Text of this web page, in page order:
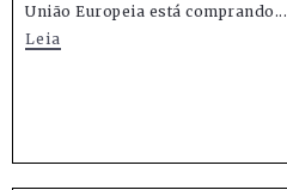
União Europeia está comprando...
Leia